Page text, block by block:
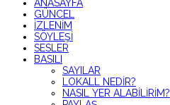
ANASAYFA
GÜNCEL
İZLENİM
SÖYLEŞİ
SESLER
BASILI
SAYILAR
LOKALL NEDİR?
NASIL YER ALABİLİRİM?